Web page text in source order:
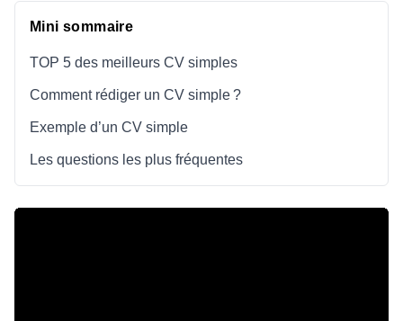
Mini sommaire
TOP 5 des meilleurs CV simples
Comment rédiger un CV simple ?
Exemple d’un CV simple
Les questions les plus fréquentes